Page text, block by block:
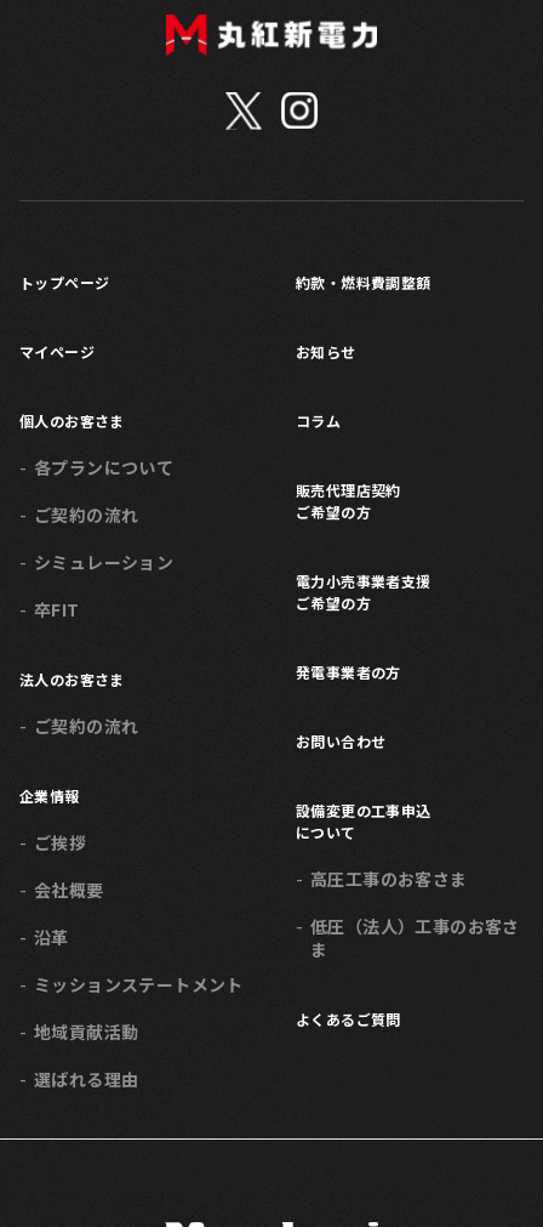
トップページ
マイページ
個人のお客さま
各プランについて
ご契約の流れ
シミュレーション
卒FIT
法人のお客さま
ご契約の流れ
企業情報
ご挨拶
会社概要
沿革
ミッションステートメント
地域貢献活動
選ばれる理由
約款・燃料費調整額
お知らせ
コラム
販売代理店契約
ご希望の方
電力小売事業者支援
ご希望の方
発電事業者の方
お問い合わせ
設備変更の工事申込
について
高圧工事のお客さま
低圧（法人）工事のお客さ
ま
よくあるご質問